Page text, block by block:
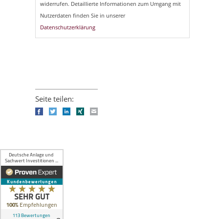
widerrufen. Detaillierte Informationen zum Umgang mit
Nutzerdaten finden Sie in unserer
Datenschutzerklärung
Seite teilen:
FacebookTwitterLinkedIn
Xing